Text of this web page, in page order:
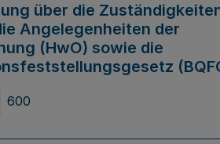
über die
Angelegenheiten der
(HwO) sowie die
600